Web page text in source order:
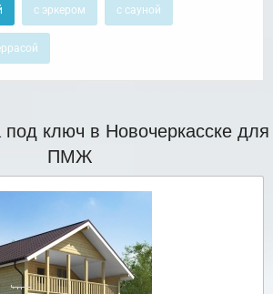
с эркером с сауной
ключ в Новочеркасске для
ПМЖ